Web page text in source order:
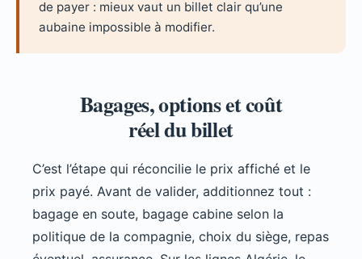
de payer : mieux vaut un billet clair qu’une
aubaine impossible à modifier.
Bagages, options et coût
réel du billet
C’est l’étape qui réconcilie le prix affiché et le
prix payé. Avant de valider, additionnez tout :
bagage en soute, bagage cabine selon la
politique de la compagnie, choix du siège, repas